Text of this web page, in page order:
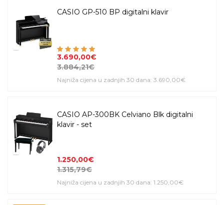
CASIO GP-510 BP digitalni klavir
3.690,00€
3.884,21€
Najniža cijena u zadnjih 30 dana: 3.690,00€
CASIO AP-300BK Celviano Blk digitalni
klavir - set
1.250,00€
1.315,79€
Najniža cijena u zadnjih 30 dana: 1.250,00€